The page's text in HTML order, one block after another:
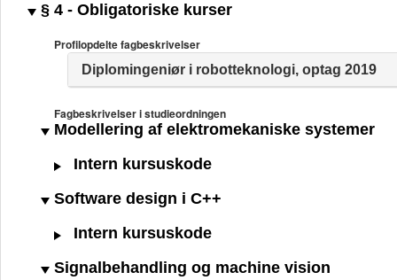
§ 4 - Obligatoriske kurser
Profilopdelte fagbeskrivelser
Diplomingeniør i robotteknologi, optag 2019
Fagbeskrivelser i studieordningen
Modellering af elektromekaniske systemer
Intern kursuskode
Software design i C++
Intern kursuskode
Signalbehandling og machine vision